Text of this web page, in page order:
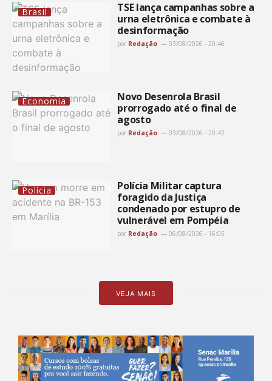
Brasil
TSE lança campanhas sobre a
urna eletrônica e combate à
desinformação
por Redação 03/08/2026 - 20:46
Economia
Novo Desenrola Brasil
prorrogado até o final de
agosto
por Redação 03/08/2026 - 20:42
Polícia
Polícia Militar captura
foragido da Justiça
condenado por estupro de
vulnerável em Pompéia
por Redação 06/08/2026 - 16:05
VEJA MAIS